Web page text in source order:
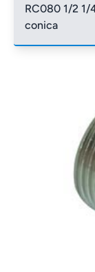
RC080 1/2
conica